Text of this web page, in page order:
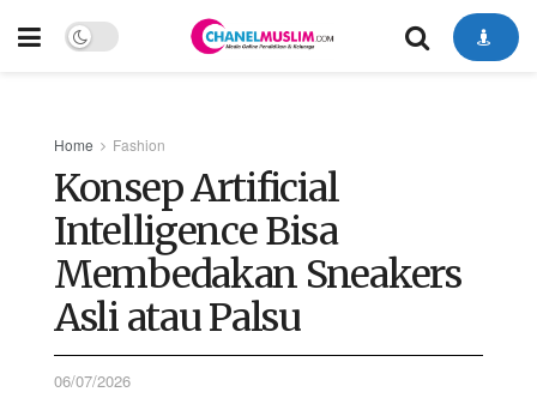
Home Fashion
Konsep Artificial
Intelligence Bisa
Membedakan Sneakers
Asli atau Palsu
06/07/2026